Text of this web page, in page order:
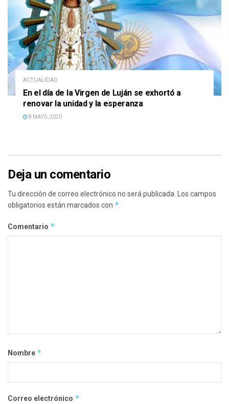
ACTUALIDAD
En el día de la Virgen de Luján se exhortó a
renovar la unidad y la esperanza
8 MAYO, 2020
Deja un comentario
Tu dirección de correo electrónico no será publicada. Los campos
obligatorios están marcados con *
Comentario *
Nombre *
Correo electrónico *